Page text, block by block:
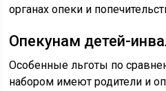
органах опеки и
Опекунам детей-
Особенные льготы по
набором имеют родители и